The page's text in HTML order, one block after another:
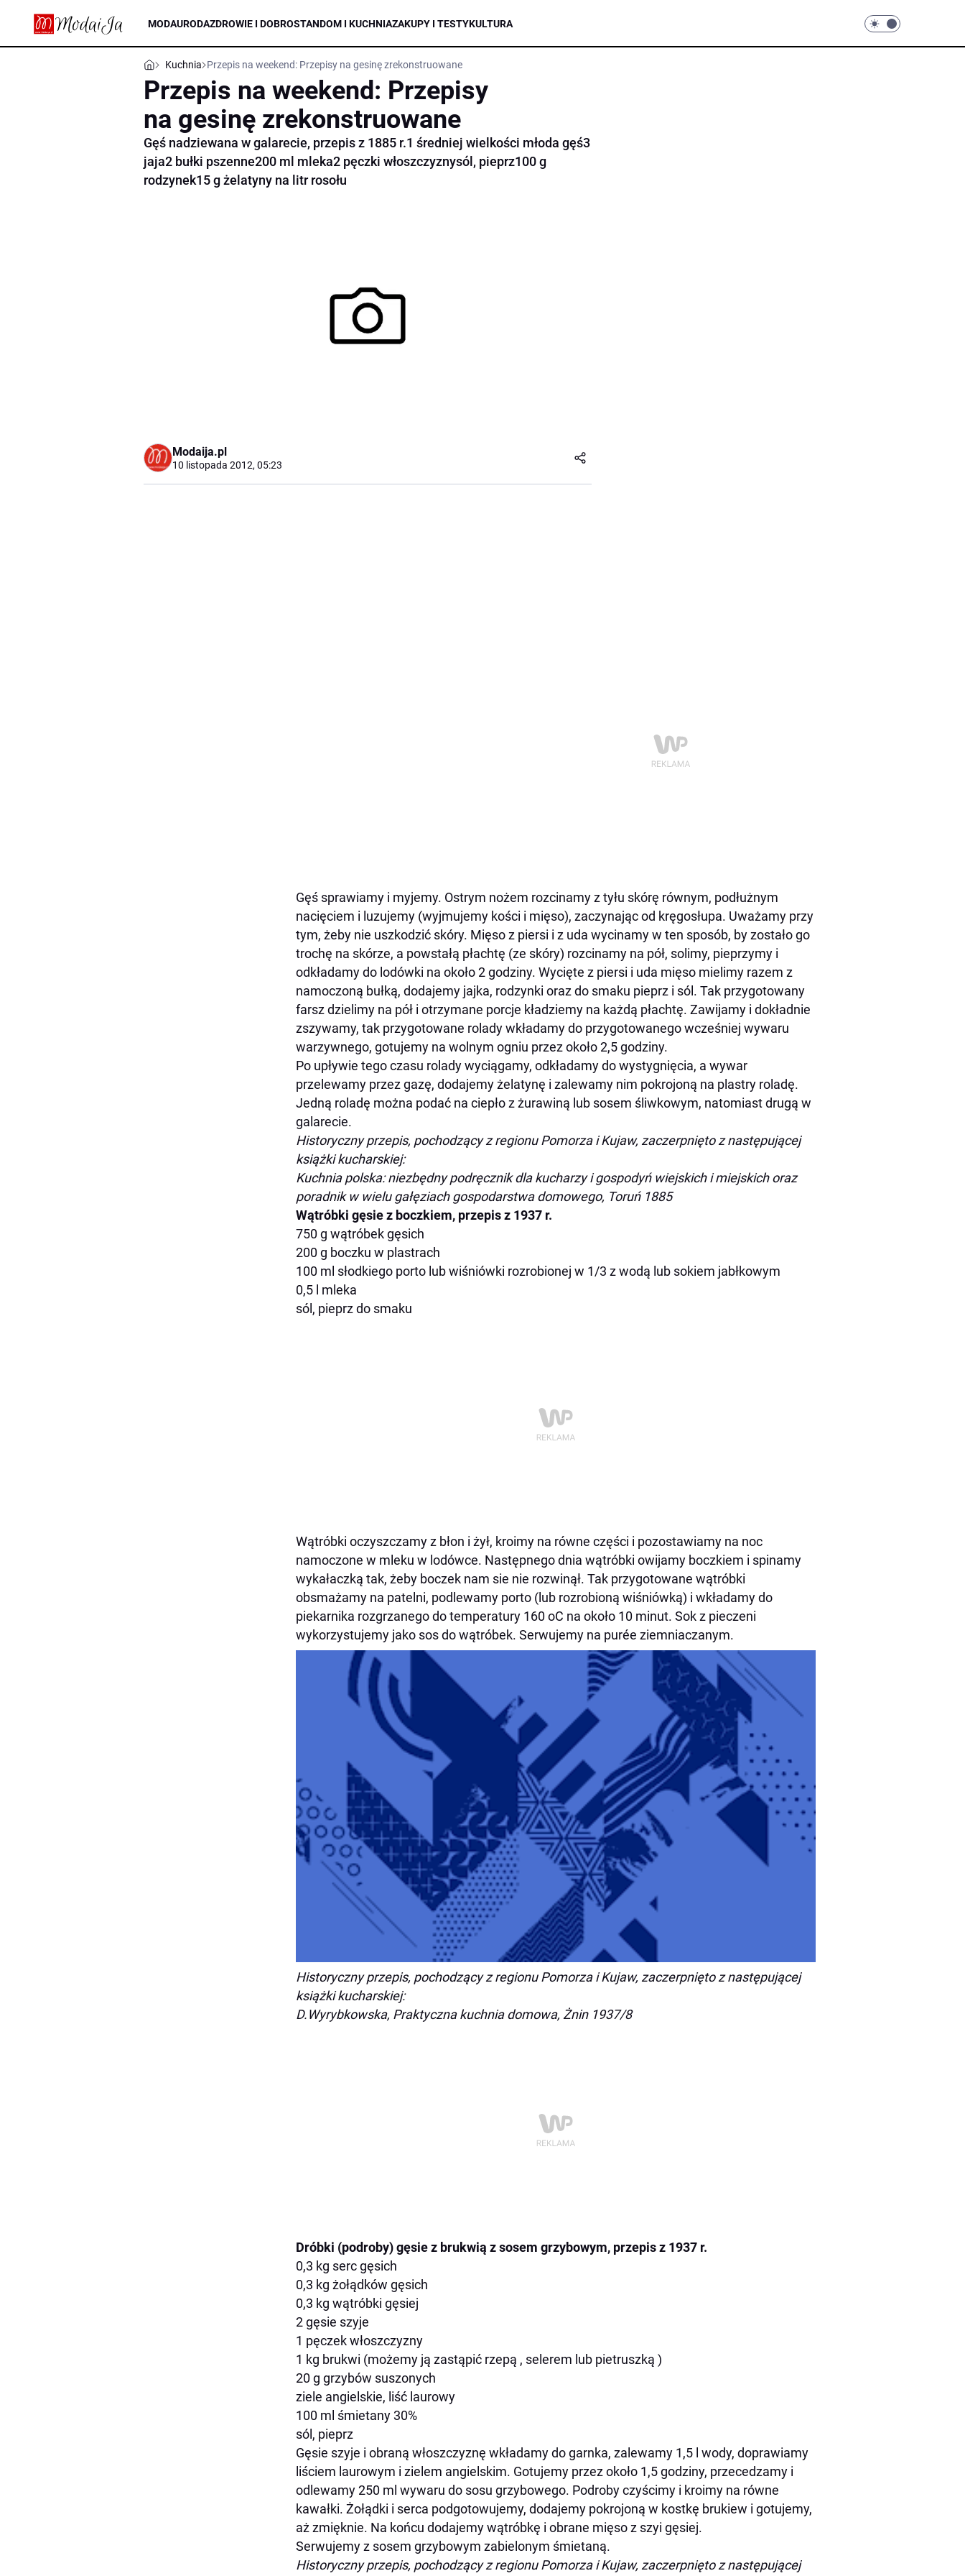
MODAURODAZDROWIE I DOBROSTANDOM I KUCHNIAZAKUPY I TESTYKULTURA
Kuchnia Przepis na weekend: Przepisy na gesinę zrekonstruowane
Przepis na weekend: Przepisy
na gesinę zrekonstruowane
Gęś nadziewana w galarecie, przepis z 1885 r.1 średniej wielkości młoda gęś3
jaja2 bułki pszenne200 ml mleka2 pęczki włoszczyznysól, pieprz100 g
rodzynek15 g żelatyny na litr rosołu
Modaija.pl
10 listopada 2012, 05:23
Gęś sprawiamy i myjemy. Ostrym nożem rozcinamy z tyłu skórę równym, podłużnym
nacięciem i luzujemy (wyjmujemy kości i mięso), zaczynając od kręgosłupa. Uważamy przy
tym, żeby nie uszkodzić skóry. Mięso z piersi i z uda wycinamy w ten sposób, by zostało go
trochę na skórze, a powstałą płachtę (ze skóry) rozcinamy na pół, solimy, pieprzymy i
odkładamy do lodówki na około 2 godziny. Wycięte z piersi i uda mięso mielimy razem z
namoczoną bułką, dodajemy jajka, rodzynki oraz do smaku pieprz i sól. Tak przygotowany
farsz dzielimy na pół i otrzymane porcje kładziemy na każdą płachtę. Zawijamy i dokładnie
zszywamy, tak przygotowane rolady wkładamy do przygotowanego wcześniej wywaru
warzywnego, gotujemy na wolnym ogniu przez około 2,5 godziny.
Po upływie tego czasu rolady wyciągamy, odkładamy do wystygnięcia, a wywar
przelewamy przez gazę, dodajemy żelatynę i zalewamy nim pokrojoną na plastry roladę.
Jedną roladę można podać na ciepło z żurawiną lub sosem śliwkowym, natomiast drugą w
galarecie.
Historyczny przepis, pochodzący z regionu Pomorza i Kujaw, zaczerpnięto z następującej
książki kucharskiej:
Kuchnia polska: niezbędny podręcznik dla kucharzy i gospodyń wiejskich i miejskich oraz
poradnik w wielu gałęziach gospodarstwa domowego, Toruń 1885
Wątróbki gęsie z boczkiem, przepis z 1937 r.
750 g wątróbek gęsich
200 g boczku w plastrach
100 ml słodkiego porto lub wiśniówki rozrobionej w 1/3 z wodą lub sokiem jabłkowym
0,5 l mleka
sól, pieprz do smaku
Wątróbki oczyszczamy z błon i żył, kroimy na równe części i pozostawiamy na noc
namoczone w mleku w lodówce. Następnego dnia wątróbki owijamy boczkiem i spinamy
wykałaczką tak, żeby boczek nam sie nie rozwinął. Tak przygotowane wątróbki
obsmażamy na patelni, podlewamy porto (lub rozrobioną wiśniówką) i wkładamy do
piekarnika rozgrzanego do temperatury 160 oC na około 10 minut. Sok z pieczeni
wykorzystujemy jako sos do wątróbek. Serwujemy na purée ziemniaczanym.
Historyczny przepis, pochodzący z regionu Pomorza i Kujaw, zaczerpnięto z następującej
książki kucharskiej:
D.Wyrybkowska, Praktyczna kuchnia domowa, Żnin 1937/8
Dróbki (podroby) gęsie z brukwią z sosem grzybowym, przepis z 1937 r.
0,3 kg serc gęsich
0,3 kg żołądków gęsich
0,3 kg wątróbki gęsiej
2 gęsie szyje
1 pęczek włoszczyzny
1 kg brukwi (możemy ją zastąpić rzepą , selerem lub pietruszką )
20 g grzybów suszonych
ziele angielskie, liść laurowy
100 ml śmietany 30%
sól, pieprz
Gęsie szyje i obraną włoszczyznę wkładamy do garnka, zalewamy 1,5 l wody, doprawiamy
liściem laurowym i zielem angielskim. Gotujemy przez około 1,5 godziny, przecedzamy i
odlewamy 250 ml wywaru do sosu grzybowego. Podroby czyścimy i kroimy na równe
kawałki. Żołądki i serca podgotowujemy, dodajemy pokrojoną w kostkę brukiew i gotujemy,
aż zmięknie. Na końcu dodajemy wątróbkę i obrane mięso z szyi gęsiej.
Serwujemy z sosem grzybowym zabielonym śmietaną.
Historyczny przepis, pochodzący z regionu Pomorza i Kujaw, zaczerpnięto z następującej